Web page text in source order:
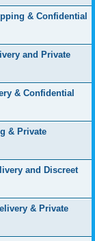
& Confidential
and Private
& Confidential
& Private
and Discreet
& Private